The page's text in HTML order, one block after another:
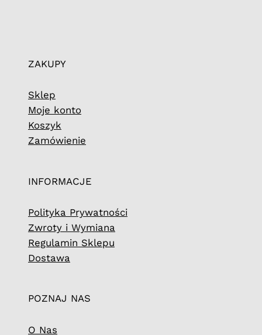
ZAKUPY
Sklep
Moje konto
Koszyk
Zamówienie
INFORMACJE
Polityka Prywatności
Zwroty i Wymiana
Regulamin Sklepu
Dostawa
POZNAJ NAS
O Nas